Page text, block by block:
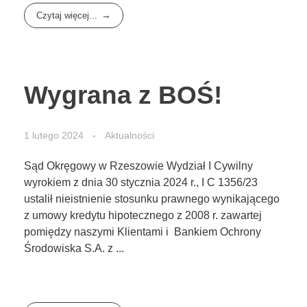
Czytaj więcej...
Wygrana z BOŚ!
1 lutego 2024 Aktualności
Sąd Okręgowy w Rzeszowie Wydział I Cywilny
wyrokiem z dnia 30 stycznia 2024 r., I C 1356/23
ustalił nieistnienie stosunku prawnego wynikającego
z umowy kredytu hipotecznego z 2008 r. zawartej
pomiędzy naszymi Klientami i Bankiem Ochrony
Środowiska S.A. z ...